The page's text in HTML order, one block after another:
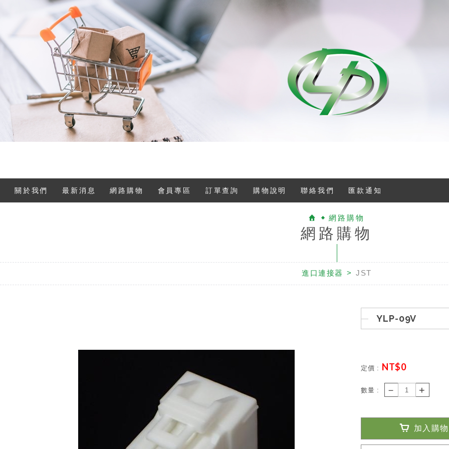
關於我們 最新消息 網路購物 會員專區 訂單查詢 購物說明 聯絡我們 匯款通知
網路購物
網路購物
進口連接器 JST
YLP-09V
定價 : NT$0
數量 : － +
加入購